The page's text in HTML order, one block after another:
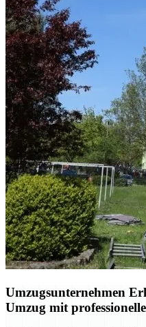
Umzugsunternehmen
Umzug mit